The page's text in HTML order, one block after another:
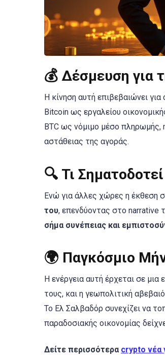
💰 Δέσμευση για
Η κίνηση αυτή επιβεβαιώνει
Bitcoin ως εργαλείου
BTC ως νόμιμο μέσο πληρωμής,
αστάθειας της αγοράς.
🔍 Τι
Ενώ για άλλες χώρες η έκθεση
του, επενδύοντας στο narrative
σήμα συνέπειας και
🌍 Παγκόσμιο
Η ενέργεια αυτή έρχεται σε μια
τους, και η γεωπολιτική
Το Ελ Σαλβαδόρ συνεχίζει να
παραδοσιακής οικονομίας
Δείτε περισσότερα crypto νέα